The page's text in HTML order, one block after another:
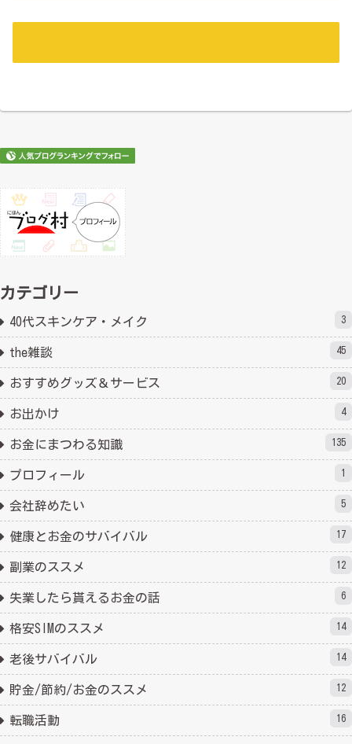
カテゴリー
40代スキンケア・メイク 3
the雑談 45
おすすめグッズ＆サービス 20
お出かけ 4
お金にまつわる知識 135
プロフィール 1
会社辞めたい 5
健康とお金のサバイバル 17
副業のススメ 12
失業したら貰えるお金の話 6
格安SIMのススメ 14
老後サバイバル 14
貯金/節約/お金のススメ 12
転職活動 16